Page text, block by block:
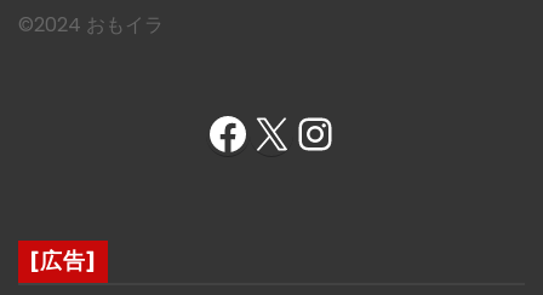
©︎2024 おもイラ
Facebook X Instagram
[広告]